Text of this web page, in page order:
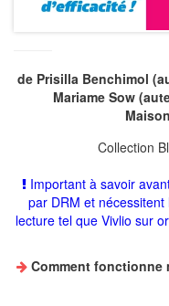
de Prisilla Benchimol
Mariame Sow
Collection
Important à savoir
par DRM et nécessitent
lecture tel que Vivlio sur
Comment fonctionne